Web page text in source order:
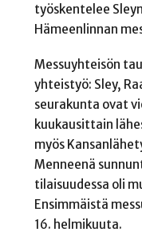
työskentelee
Hämeenlinnan
Messuyhteisön
yhteistyö: Sley,
seurakunta ovat
kuukausittain
myös
Menneenä
tilaisuudessa oli
Ensimmäistä
16. helmikuuta.